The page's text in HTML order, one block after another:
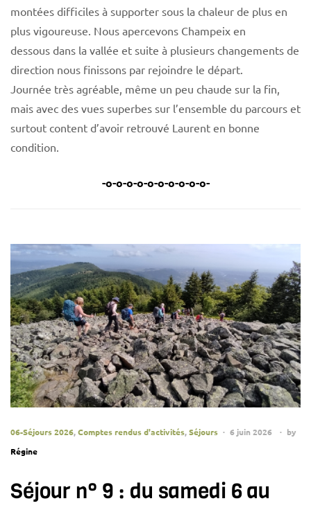
montées difficiles à supporter sous la chaleur de plus en
plus vigoureuse. Nous apercevons Champeix en
dessous dans la vallée et suite à plusieurs changements de
direction nous finissons par rejoindre le départ.
Journée très agréable, même un peu chaude sur la fin,
mais avec des vues superbes sur l’ensemble du parcours et
surtout content d’avoir retrouvé Laurent en bonne
condition.
-o-o-o-o-o-o-o-o-o-o-
06-Séjours 2026,Comptes rendus d'activités,Séjours 6 juin 2026
by
Régine
Séjour n° 9 : du samedi 6 au